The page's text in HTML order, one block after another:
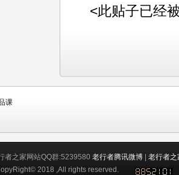
<此贴子已经
课
者之家网站QQ群:5239580 老行者腾讯微博 | 老行者之
2018 ,All rights reserved.